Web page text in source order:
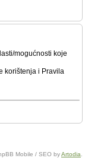
mogućnosti koje
korištenja i Pravila
Mobile / SEO byArtodia